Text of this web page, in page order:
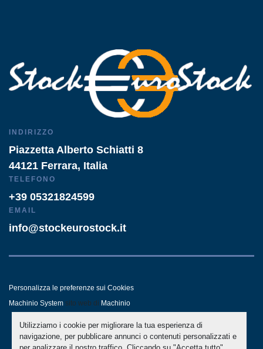
Utilizziamo i cookie per migliorare la tua esperienza di
navigazione, per pubblicare annunci o contenuti personalizzati e
INDIRIZZO
Piazzetta Alberto Schiatti 8
44121 Ferrara, Italia
TELEFONO
+39 05321824599
EMAIL
info@stockeurostock.it
Personalizza le preferenze sui Cookies
Machinio System sito web di Machinio
- LINKEDIN - WHATSAPP